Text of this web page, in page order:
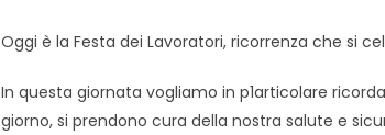
Oggi è la Festa dei Lavoratori, ricorrenza che si
In questa giornata vogliamo in p1articolare
giorno, si prendono cura della nostra salute e